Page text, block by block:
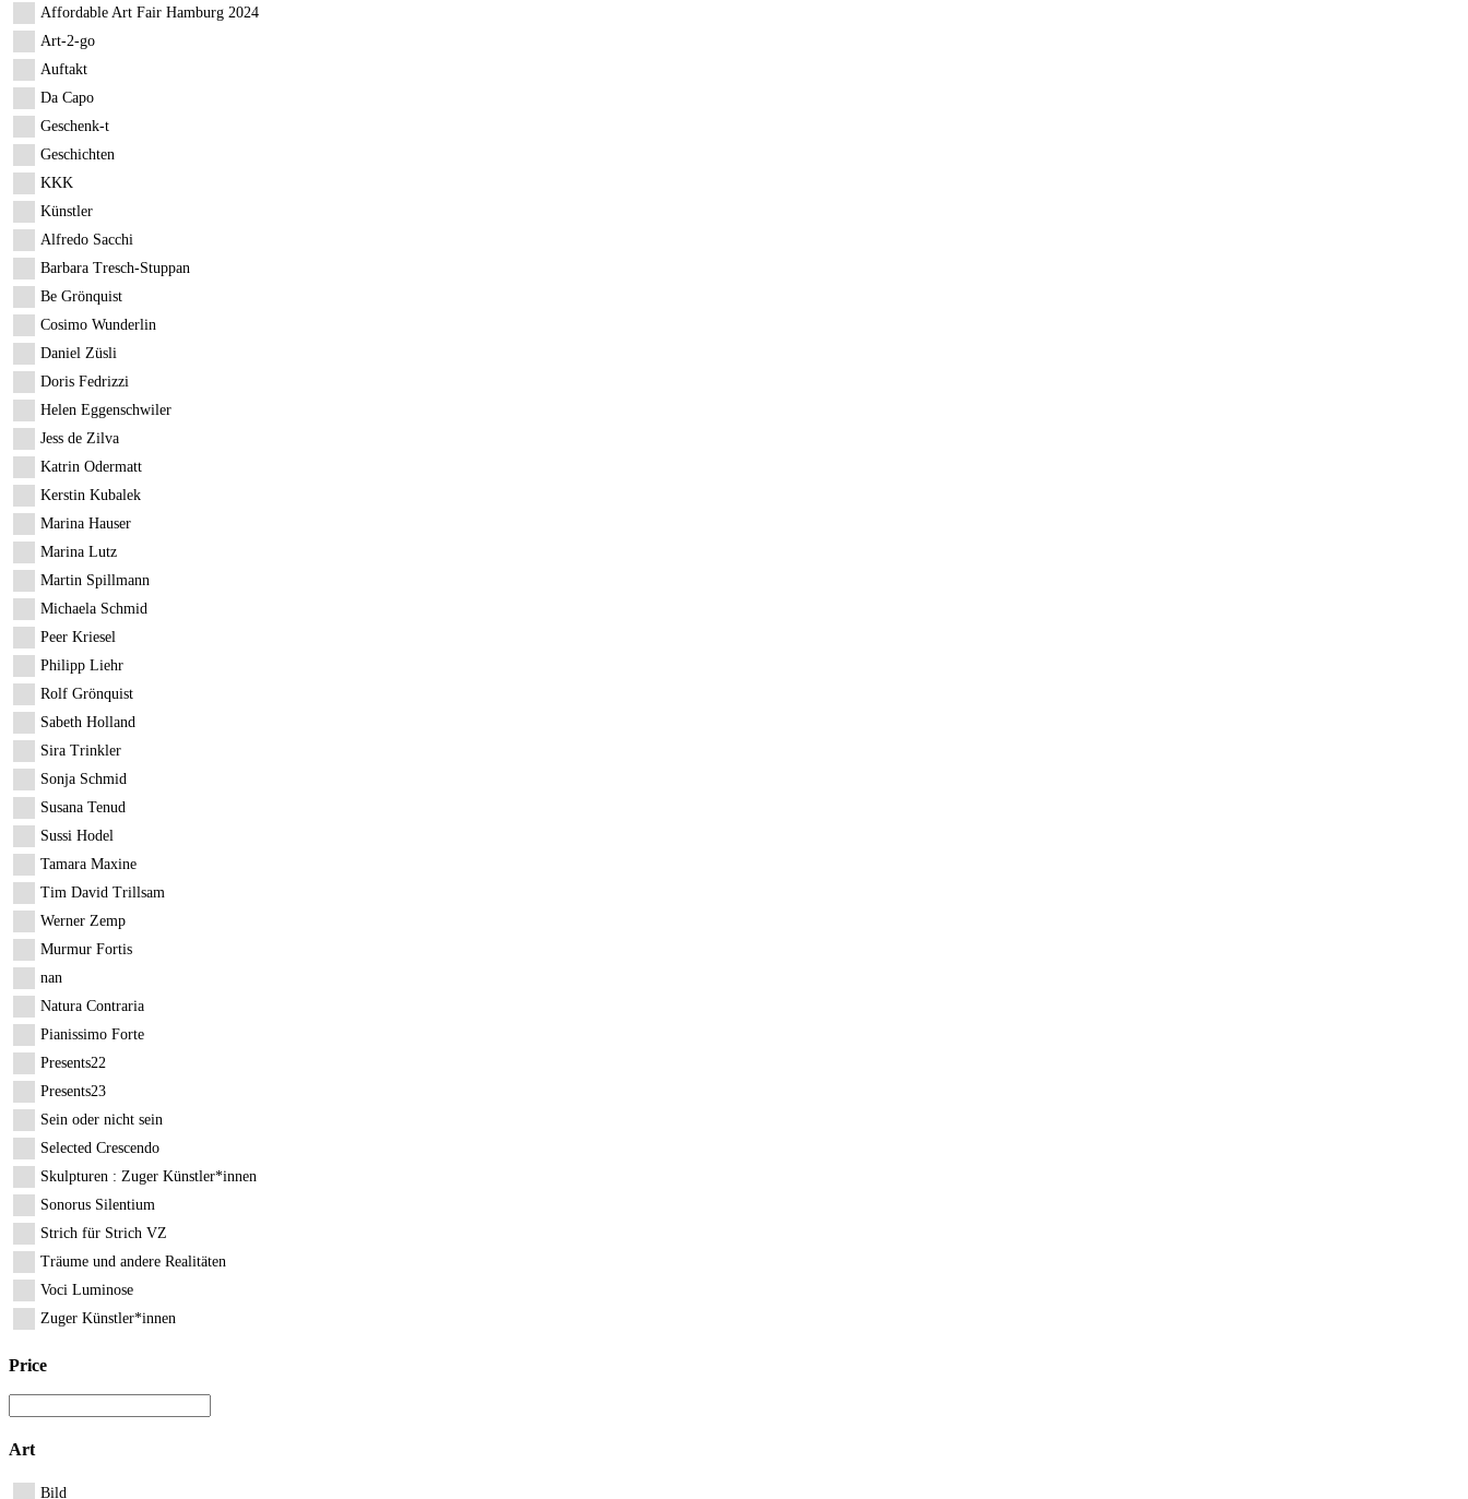
Affordable Art Fair Hamburg 2024
Art-2-go
Auftakt
Da Capo
Geschenk-t
Geschichten
KKK
Künstler
Alfredo Sacchi
Barbara Tresch-Stuppan
Be Grönquist
Cosimo Wunderlin
Daniel Züsli
Doris Fedrizzi
Helen Eggenschwiler
Jess de Zilva
Katrin Odermatt
Kerstin Kubalek
Marina Hauser
Marina Lutz
Martin Spillmann
Michaela Schmid
Peer Kriesel
Philipp Liehr
Rolf Grönquist
Sabeth Holland
Sira Trinkler
Sonja Schmid
Susana Tenud
Sussi Hodel
Tamara Maxine
Tim David Trillsam
Werner Zemp
Murmur Fortis
nan
Natura Contraria
Pianissimo Forte
Presents22
Presents23
Sein oder nicht sein
Selected Crescendo
Skulpturen : Zuger Künstler*innen
Sonorus Silentium
Strich für Strich VZ
Träume und andere Realitäten
Voci Luminose
Zuger Künstler*innen
Price
Art
Bild